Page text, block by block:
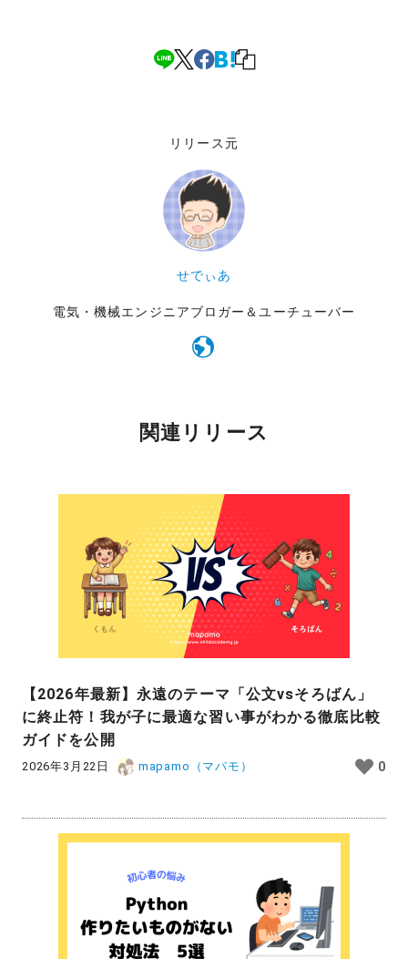
リリース元
せでぃあ
電気・機械エンジニアブロガー＆ユーチューバー
関連リリース
【2026年最新】永遠のテーマ「公文vsそろばん」
に終止符！我が子に最適な習い事がわかる徹底比較
ガイドを公開
2026年3月22日 mapamo（マパモ） 0